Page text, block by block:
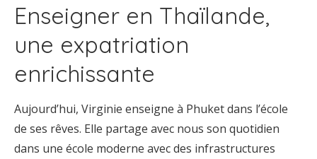
Enseigner en Thaïlande,
une expatriation
enrichissante
Aujourd’hui, Virginie enseigne à Phuket dans l’école
de ses rêves. Elle partage avec nous son quotidien
dans une école moderne avec des infrastructures